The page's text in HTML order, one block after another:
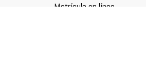
Matrícula en línea